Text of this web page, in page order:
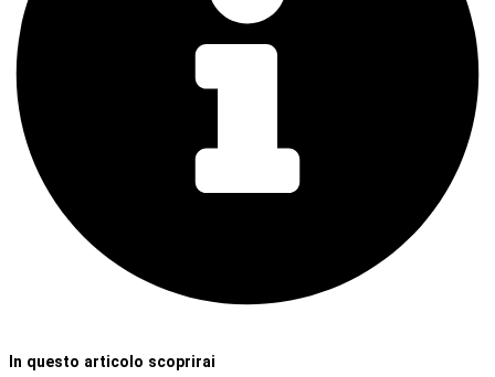
In questo articolo scoprirai